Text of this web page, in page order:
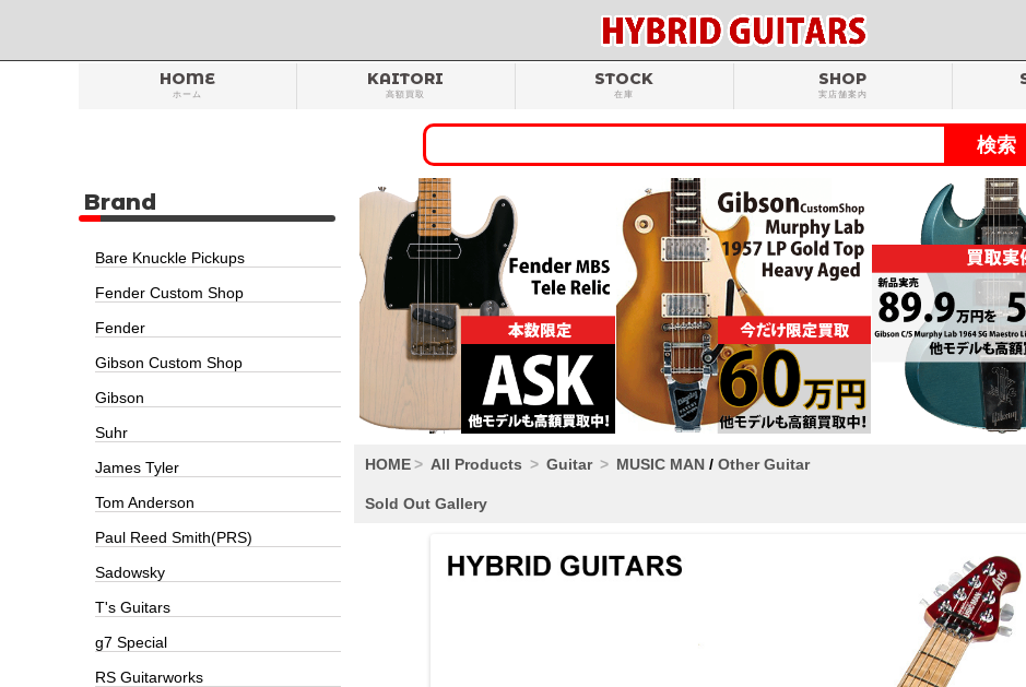
HOME
ホーム
KAITORI
高額買取
STOCK
在庫
SHOP
実店舗案内
HOME All Products Guitar MUSIC MAN / Other Guitar
Sold Out Gallery
Brand
Bare Knuckle Pickups
Fender Custom Shop
Fender
Gibson Custom Shop
Gibson
Suhr
James Tyler
Tom Anderson
Paul Reed Smith(PRS)
Sadowsky
T's Guitars
g7 Special
RS Guitarworks